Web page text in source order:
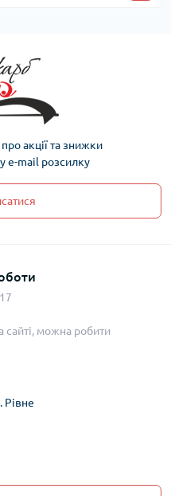
акції та знижки
e-mail розсилку
сайті, можна робити
Рівне